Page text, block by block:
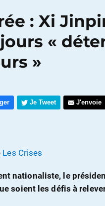
: Xi
«
»
Je Tweet J'envoie
Les Crises
nationaliste, le
soient les défis à